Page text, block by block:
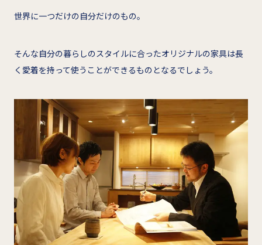
世界に一つだけの自分だけのもの。
そんな自分の暮らしのスタイルに合ったオリジナルの家具は長
く愛着を持って使うことができるものとなるでしょう。